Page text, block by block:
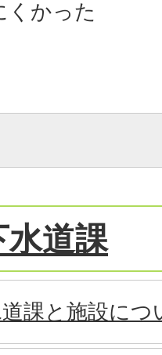
くかった
水道課
課と施設につ